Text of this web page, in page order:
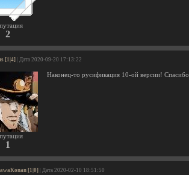
2
[1|4] | Дата 2020-09-20 17:13:22
1
Наконец-то русификация 10-ой версии! Спасибо
[1|0] | Дата 2020-02-10 18:51:50